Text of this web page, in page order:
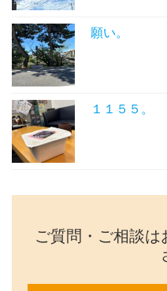
願い。
１１５５。
ご質問・ご相談